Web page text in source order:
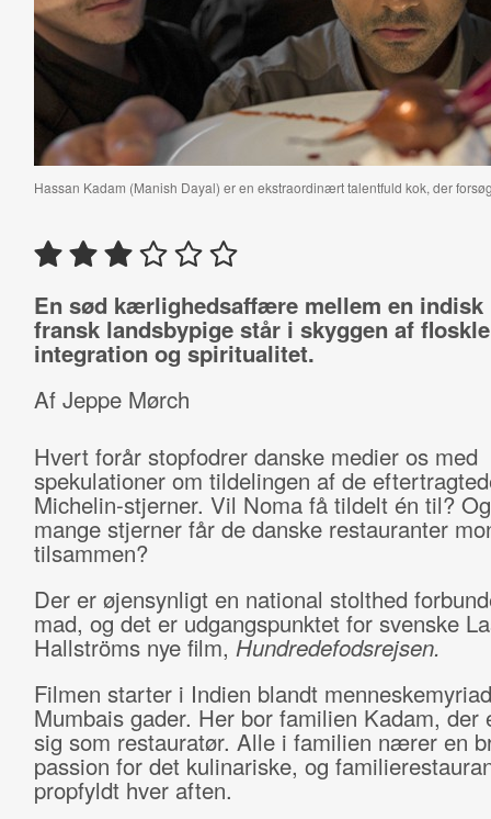
Hassan Kadam (Manish Dayal) er en ekstraordinært talentfuld kok, der
En sød kærlighedsaffære mellem en indisk
fransk landsbypige står i skyggen af
integration og spiritualitet.
Af Jeppe Mørch
Hvert forår stopfodrer danske medier os med
spekulationer om tildelingen af de
Michelin-stjerner. Vil Noma få tildelt én til?
mange stjerner får de danske restauranter
tilsammen?
Der er øjensynligt en national stolthed
mad, og det er udgangspunktet for svenske
Hallströms nye film, Hundredefodsrejsen.
Filmen starter i Indien blandt
Mumbais gader. Her bor familien Kadam,
sig som restauratør. Alle i familien nærer en
passion for det kulinariske, og
propfyldt hver aften.